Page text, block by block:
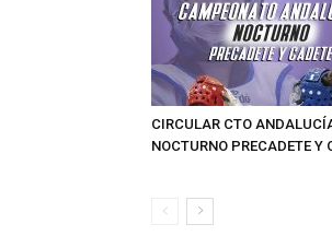
CIRCULAR CTO
NOCTURNO PRECADETE Y